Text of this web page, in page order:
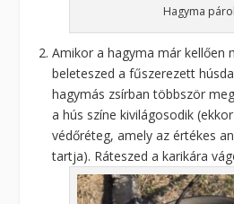
Hagyma
Amikor a hagyma már kellően
beleteszed a fűszerezett
hagymás zsírban többször
a hús színe kivilágosodik
védőréteg, amely az értékes
tartja). Ráteszed a karikára